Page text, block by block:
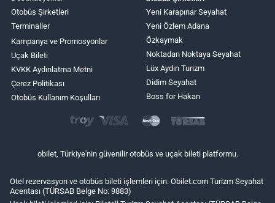
Otobüs Şirketleri
Terminaller
Kampanya ve Promosyonlar
Uçak Bileti
KVKK Aydınlatma Metni
Çerez Politikası
Otobüs Kullanım Koşulları
Yeni Karapınar Seyahat
Yeni Özlem Adana
Özkaymak
Noktadan Noktaya Seyahat
Lüx Aydın Turizm
Didim Seyahat
Boss for Hakan
obilet, Türkiye'nin güvenilir otobüs ve uçak bileti platformu.
Otel rezervasyon ve otobüs bileti işlemleri için: Obilet.com Turizm Seyahat
Acentası (TÜRSAB Belge No: 9883)